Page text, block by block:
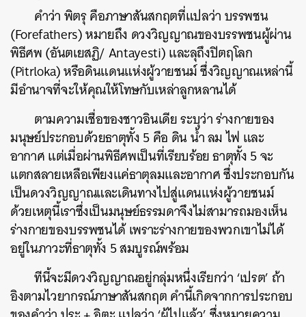
คำว่า พิตรุ คือภาษาสันสกฤตที่แปลว่า บรรพชน
(Forefathers) หมายถึง ดวงวิญญาณของบรรพชนผู้ผ่าน
พิธีศพ (อันตเยสฏิ/ Antayesti) และลุถึงปิตฤโลก
(Pitrloka) หรือดินแดนแห่งผู้วายชนม์ ซึ่งวิญญาณเหล่านี้
มีอำนาจที่จะให้คุณให้โทษกับเหล่าลูกหลานได้
ตามความเชื่อของชาวอินเดีย ระบุว่า ร่างกายของ
มนุษย์ประกอบด้วยธาตุทั้ง 5 คือ ดิน น้ำ ลม ไฟ และ
อากาศ แต่เมื่อผ่านพิธีศพเป็นที่เรียบร้อย ธาตุทั้ง 5 จะ
แตกสลายเหลือเพียงแค่ธาตุลมและอากาศ ซึ่งประกอบกัน
เป็นดวงวิญญาณและเดินทางไปสู่แดนแห่งผู้วายชนม์
ด้วยเหตุนี้เราซึ่งเป็นมนุษย์ธรรมดาจึงไม่สามารถมองเห็น
ร่างกายของบรรพชนได้ เพราะร่างกายของพวกเขาไม่ได้
อยู่ในภาวะที่ธาตุทั้ง 5 สมบูรณ์พร้อม
ทีนี้จะมีดวงวิญญาณอยู่กลุ่มหนึ่งเรียกว่า ‘เปรต’ ถ้า
อิงตามไวยากรณ์ภาษาสันสกฤต คำนี้เกิดจากการประกอบ